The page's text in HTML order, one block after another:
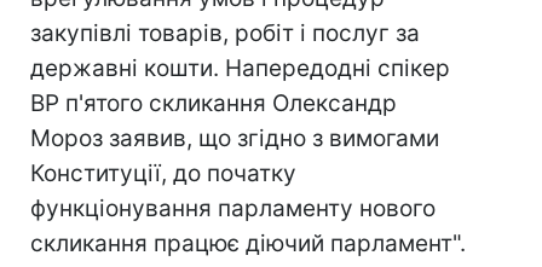
закупівлі товарів, робіт і послуг за
державні кошти. Напередодні спікер
ВР п'ятого скликання Олександр
Мороз заявив, що згідно з вимогами
Конституції, до початку
функціонування парламенту нового
скликання працює діючий парламент".